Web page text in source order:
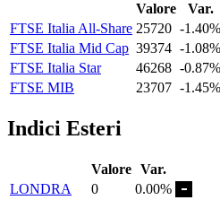
Valore
Var.
FTSE Italia All-Share 25720 -1.40%
FTSE Italia Mid Cap 39374 -1.08%
FTSE Italia Star
46268 -0.87%
FTSE MIB
23707 -1.45%
Indici Esteri
Valore Var.
LONDRA
0
0.00%